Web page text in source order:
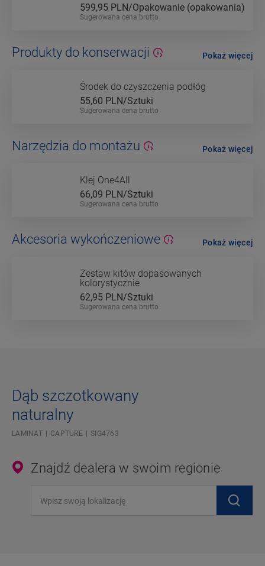
599,95 PLN/Opakowanie (opakowania)
Sugerowana cena brutto
Produkty do konserwacji
Środek do czyszczenia podłóg
55,60 PLN/Sztuki
Sugerowana cena brutto
Pokaż więcej
Narzędzia do montażu
Klej One4All
66,09 PLN/Sztuki
Sugerowana cena brutto
Pokaż więcej
Akcesoria wykończeniowe
Zestaw kitów dopasowanych
kolorystycznie
62,95 PLN/Sztuki
Sugerowana cena brutto
Pokaż więcej
Dąb szczotkowany
naturalny
LAMINAT CAPTURE SIG4763
Znajdź dealera w swoim regionie